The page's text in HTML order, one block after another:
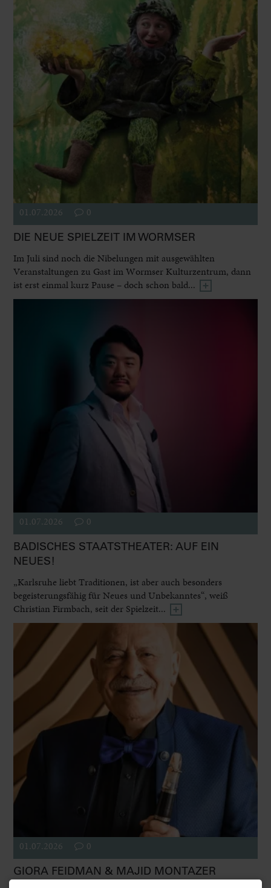
01.07.2026 0
DIE NEUE SPIELZEIT IM WORMSER
Im Juli sind noch die Nibelungen mit ausgewählten
Veranstaltungen zu Gast im Wormser Kulturzentrum, dann
ist erst einmal kurz Pause – doch schon bald...
01.07.2026 0
BADISCHES STAATSTHEATER: AUF EIN
NEUES!
„Karlsruhe liebt Traditionen, ist aber auch besonders
begeisterungsfähig für Neues und Unbekanntes“, weiß
Christian Firmbach, seit der Spielzeit...
01.07.2026 0
GIORA FEIDMAN & MAJID MONTAZER